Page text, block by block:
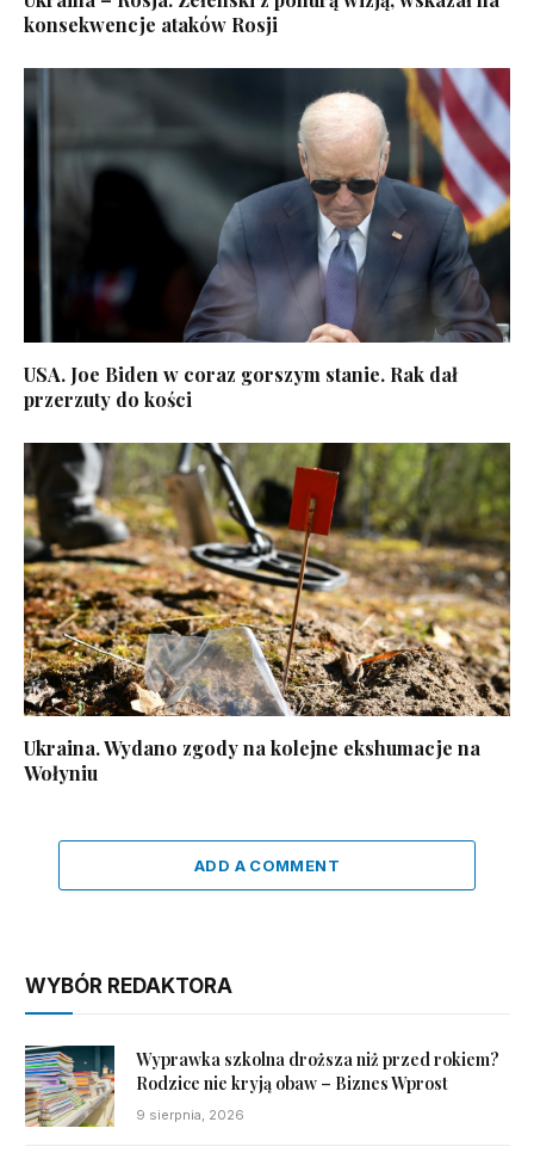
konsekwencje ataków Rosji
USA. Joe Biden w coraz gorszym stanie. Rak dał
przerzuty do kości
Ukraina. Wydano zgody na kolejne ekshumacje na
Wołyniu
ADD A COMMENT
WYBÓR REDAKTORA
Wyprawka szkolna droższa niż przed rokiem?
Rodzice nie kryją obaw – Biznes Wprost
9 sierpnia, 2026